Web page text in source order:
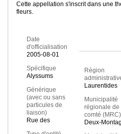
Cette appellation s'inscrit dans une
fleurs.
Date
d'officialisation
2005-08-01
Spécifique
Alyssums
Générique
(avec ou sans
particules de
liaison)
Rue des
Région
Laurentides
Municipalité
régionale de
comté (MRC)
Deux-